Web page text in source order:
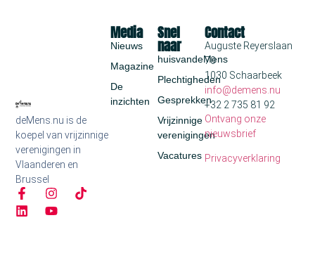
deMens.nu is de
koepel van vrijzinnige
verenigingen in
Vlaanderen en
Brussel
Snel
naar
huisvandeMens
Plechtigheden
Gesprekken
Vrijzinnige
verenigingen
Vacatures
Media
Nieuws
Magazine
De
inzichten
Contact
Auguste Reyerslaan
70
1030 Schaarbeek
info@demens.nu
+32 2 735 81 92
Ontvang onze
nieuwsbrief
Privacyverklaring